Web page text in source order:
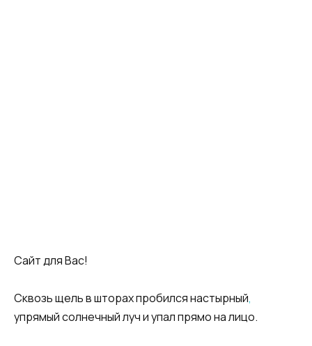
Сайт для Вас!
Сквозь щель в шторах пробился настырный,
упрямый солнечный луч и упал прямо на лицо.